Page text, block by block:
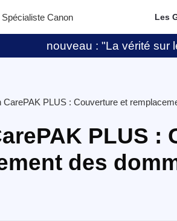
Spécialiste Canon Les
nouveau : "La vérité sur
CarePAK PLUS : Couverture et
PLUS :
des